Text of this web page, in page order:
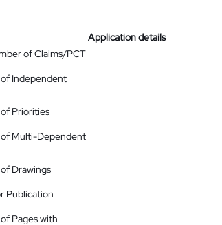
Application details
of Claims/PCT
Independent
Priorities
Multi-Dependent
Drawings
Publication
Pages with